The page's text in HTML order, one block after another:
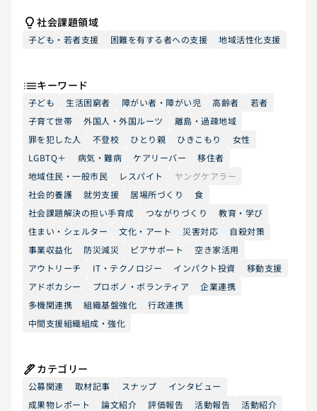
社会課題領域
子ども・若者支援 困難を有する者への支援 地域活性化支援
キーワード
子ども 生活困窮者 障がい者・障がい児 高齢者
若者
子育て世帯
外国人・外国ルーツ
離島・過疎地域
罪を犯した人
不登校 ひとり親 ひきこもり
女性
LGBTQ＋
病気・難病 ケアリーバー
移住者
地域住民・一般市民
レスパイト
ヤングケアラー
社会的養護
就労支援 居場所づくり
食
社会課題解決の担い手育成
つながりづくり
教育・学び
住まい・シェルター
文化・アート 災害対応
自殺対策
事業収益化
防災減災 ピアサポート
空き家活用
アウトリーチ
IT・テクノロジー インパクト投資
移動支援
アドボカシー
プロボノ・ボランティア
企業連携
多機関連携
組織基盤強化
行政連携
中間支援組織組成・強化
カテゴリー
公募関連 取材記事 スナップ
インタビュー
成果物レポート
論文紹介 評価報告 活動報告
活動紹介